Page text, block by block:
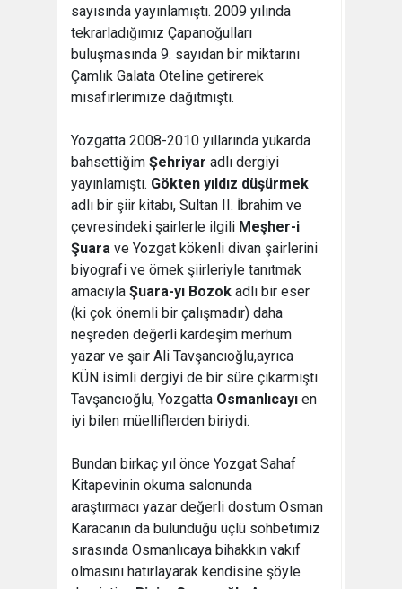
sayısında yayınlamıştı. 2009 yılında
tekrarladığımız Çapanoğulları
buluşmasında 9. sayıdan bir miktarını
Çamlık Galata Oteline getirerek
misafirlerimize dağıtmıştı.
Yozgatta 2008-2010 yıllarında yukarda
bahsettiğim Şehriyar adlı dergiyi
yayınlamıştı. Gökten yıldız düşürmek
adlı bir şiir kitabı, Sultan II. İbrahim ve
çevresindeki şairlerle ilgili Meşher-i
Şuara ve Yozgat kökenli divan şairlerini
biyografi ve örnek şiirleriyle tanıtmak
amacıyla Şuara-yı Bozok adlı bir eser
(ki çok önemli bir çalışmadır) daha
neşreden değerli kardeşim merhum
yazar ve şair Ali Tavşancıoğlu,ayrıca
KÜN isimli dergiyi de bir süre çıkarmıştı.
Tavşancıoğlu, Yozgatta Osmanlıcayı en
iyi bilen müelliflerden biriydi.
Bundan birkaç yıl önce Yozgat Sahaf
Kitapevinin okuma salonunda
araştırmacı yazar değerli dostum Osman
Karacanın da bulunduğu üçlü sohbetimiz
sırasında Osmanlıcaya bihakkın vakıf
olmasını hatırlayarak kendisine şöyle